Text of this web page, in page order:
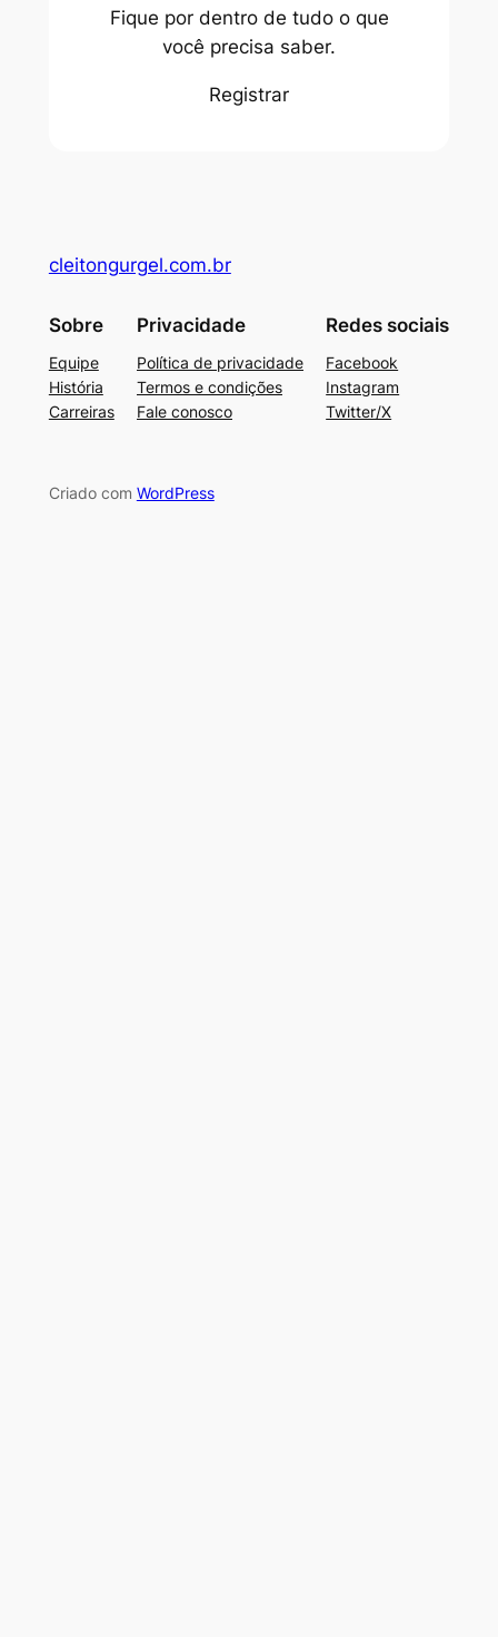
Fique por dentro de tudo o que
você precisa saber.
Registrar
cleitongurgel.com.br
Sobre
Equipe
História
Carreiras
Privacidade
Política de privacidade
Termos e condições
Fale conosco
Redes sociais
Facebook
Instagram
Twitter/X
Criado com WordPress